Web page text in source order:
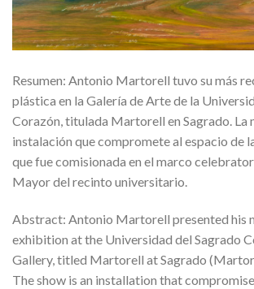
Resumen: Antonio Martorell tuvo su más
plástica en la Galería de Arte de la
Corazón, titulada Martorell en Sagrado. La
instalación que compromete al espacio de
que fue comisionada en el marco
Mayor del recinto universitario.
Abstract: Antonio Martorell presented his
exhibition at the Universidad del Sagrado
Gallery, titled Martorell at Sagrado
The show is an installation that